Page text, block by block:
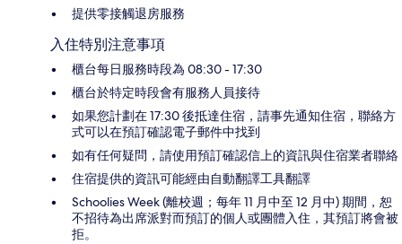
提供零接觸退房服務
入住特別注意事項
櫃台每日服務時段為 08:30 - 17:30
櫃台於特定時段會有服務人員接待
如果您計劃在 17:30 後抵達住宿，請事先通知住宿，聯絡方
式可以在預訂確認電子郵件中找到
如有任何疑問，請使用預訂確認信上的資訊與住宿業者聯絡
住宿提供的資訊可能經由自動翻譯工具翻譯
Schoolies Week (離校週；每年 11 月中至 12 月中) 期間，恕
不招待為出席派對而預訂的個人或團體入住，其預訂將會被
拒。